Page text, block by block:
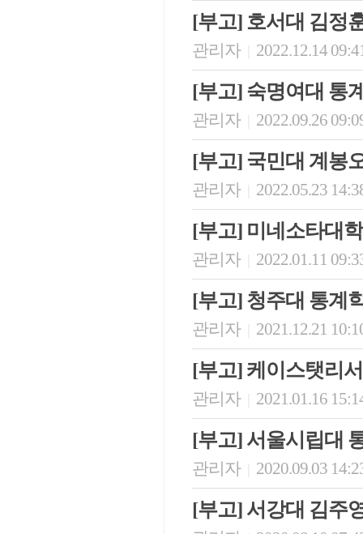
[부고] 호서대 김정
관리자 2022.12.14
[부고] 숙명여대 통
관리자 2022.09.26
[부고] 국민대 계봉
관리자 2022.05.23
[부고] 미네소타대
관리자 2022.01.11
[부고] 청주대 통계
관리자 2021.12.21
[부고] 케이스탯리
관리자 2021.01.16
[부고] 서울시립대
관리자 2020.09.03
[부고] 서강대 김주